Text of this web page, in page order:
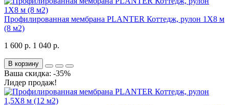
Профилированная мембрана PLANTER Коттедж, рулон 1Х8 м
(8 м2)
1 600 р. 1 040 р.
В корзину
Ваша скидка: -35%
Лидер продаж!